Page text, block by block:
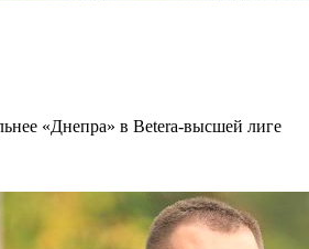
«Днепра» в Betera-высшей лиге